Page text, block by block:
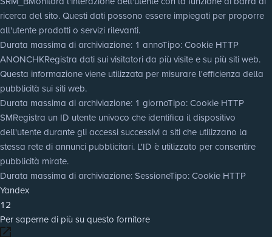
ricerca del sito. Questi dati possono essere impiegati per proporre
all'utente prodotti o servizi rilevanti.
Durata massima di archiviazione: 1 annoTipo: Cookie HTTP
ANONCHKRegistra dati sui visitatori da più visite e su più siti web.
Questa informazione viene utilizzata per misurare l'efficienza della
pubblicità sui siti web.
Durata massima di archiviazione: 1 giornoTipo: Cookie HTTP
SMRegistra un ID utente univoco che identifica il dispositivo
dell'utente durante gli accessi successivi a siti che utilizzano la
stessa rete di annunci pubblicitari. L'ID è utilizzato per consentire
pubblicità mirate.
Durata massima di archiviazione: SessioneTipo: Cookie HTTP
Yandex
12
Per saperne di più su questo fornitore